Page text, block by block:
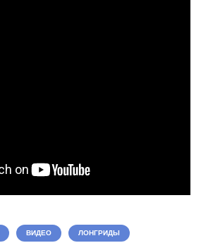
ВИДЕО ЛОНГРИДЫ